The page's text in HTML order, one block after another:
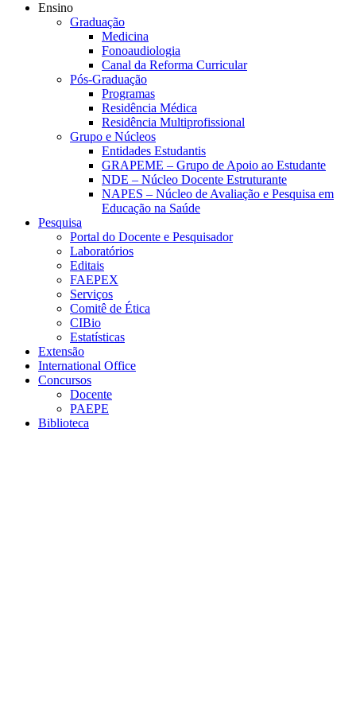
Ensino
Graduação
Medicina
Fonoaudiologia
Canal da Reforma Curricular
Pós-Graduação
Programas
Residência Médica
Residência Multiprofissional
Grupo e Núcleos
Entidades Estudantis
GRAPEME – Grupo de Apoio ao Estudante
NDE – Núcleo Docente Estruturante
NAPES – Núcleo de Avaliação e Pesquisa em
Educação na Saúde
Pesquisa
Portal do Docente e Pesquisador
Laboratórios
Editais
FAEPEX
Serviços
Comitê de Ética
CIBio
Estatísticas
Extensão
International Office
Concursos
Docente
PAEPE
Biblioteca